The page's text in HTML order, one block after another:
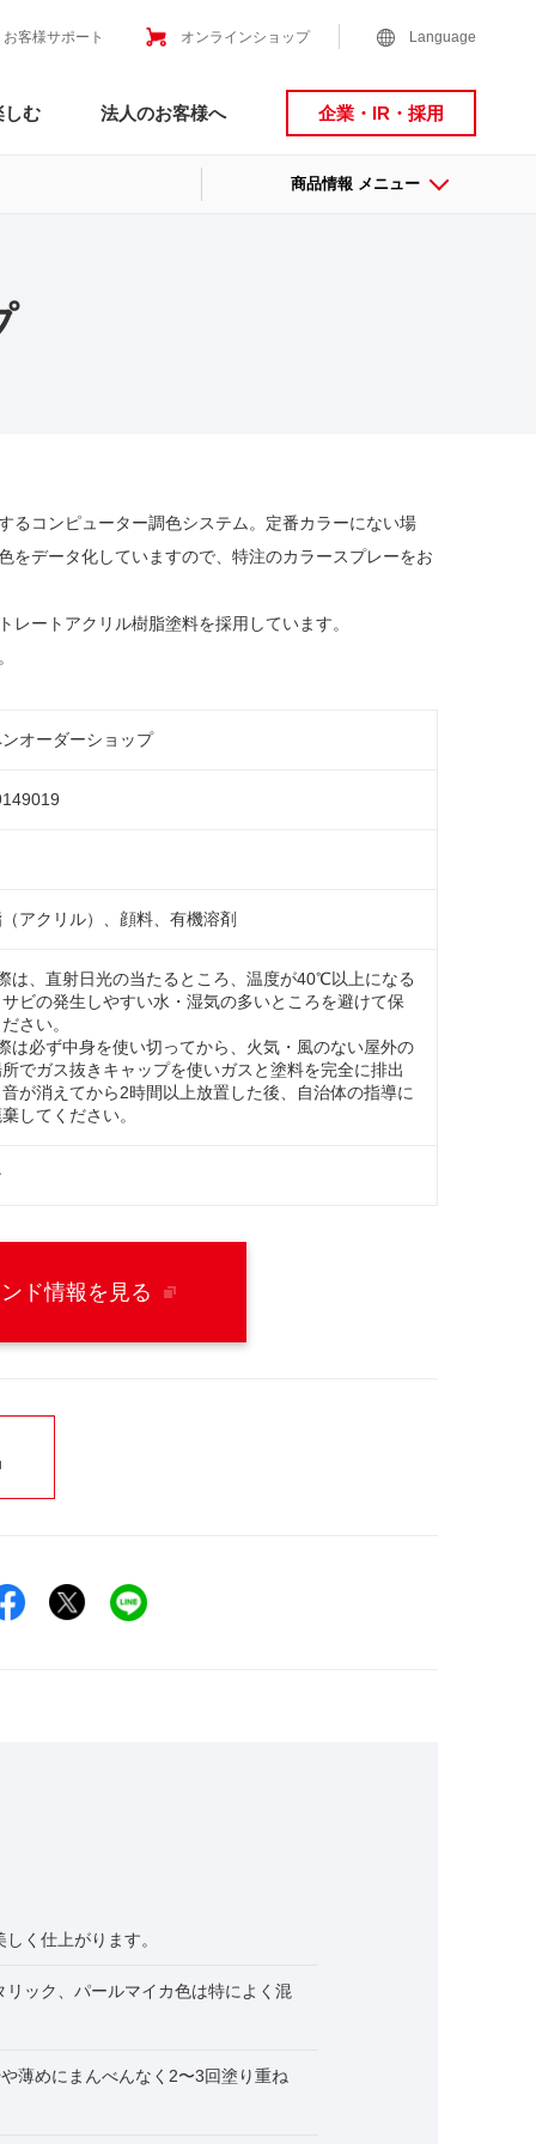
お客様サポート オンラインショップ Language
しむ 法人のお客様へ 企業・IR・採用
商品情報 メニュー
るコンピューター調色システム。定番カラーにない場
をデータ化していますので、特注のカラースプレーをお
ートアクリル樹脂塗料を採用しています。
オーダーショップ
アクリル）、顔料、有機溶剤
は、直射日光の当たるところ、温度が40℃以上になる
ビの発生しやすい水・湿気の多いところを避けて保
さい。
は必ず中身を使い切ってから、火気・風のない屋外の
でガス抜きキャップを使いガスと塗料を完全に排出
音が消えてから2時間以上放置した後、自治体の指導に
してください。
ド情報を見る
Facebookでシェア
XでシェアLINEでシェア
く仕上がります。
ック、パールマイカ色は特によく混
薄めにまんべんなく2〜3回塗り重ね